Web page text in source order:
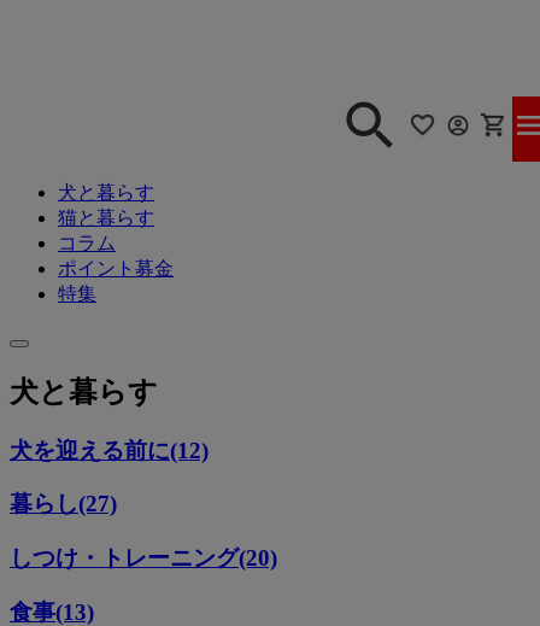
犬と暮らす
猫と暮らす
コラム
ポイント募金
特集
犬と暮らす
犬を迎える前に(12)
暮らし(27)
しつけ・トレーニング(20)
食事(13)